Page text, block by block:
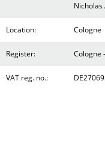
Location: Cologne
Register: Cologne
VAT reg. no.: